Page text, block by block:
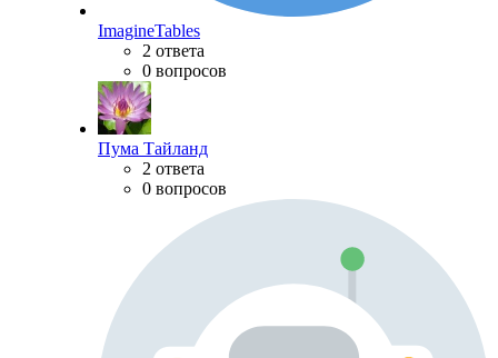
ImagineTables
2 ответа
0 вопросов
Пума Тайланд
2 ответа
0 вопросов